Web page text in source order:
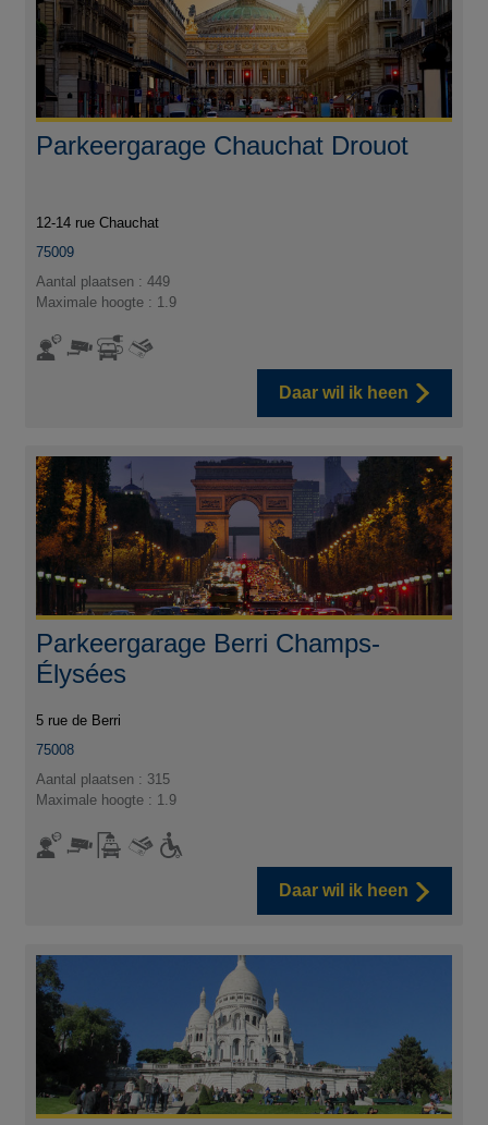
Parkeergarage Chauchat Drouot
12-14 rue Chauchat
75009
Aantal plaatsen : 449
Maximale hoogte : 1.9
Daar wil ik heen
Parkeergarage Berri Champs-
Élysées
5 rue de Berri
75008
Aantal plaatsen : 315
Maximale hoogte : 1.9
Daar wil ik heen